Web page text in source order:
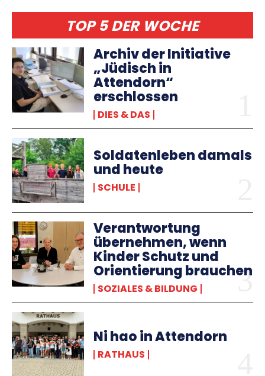
TOP 5 DER WOCHE
Archiv der Initiative
„Jüdisch in
Attendorn“
erschlossen
DIES & DAS
Soldatenleben damals
und heute
SCHULE
Verantwortung
übernehmen, wenn
Kinder Schutz und
Orientierung brauchen
SOZIALES & BILDUNG
Ni hao in Attendorn
RATHAUS